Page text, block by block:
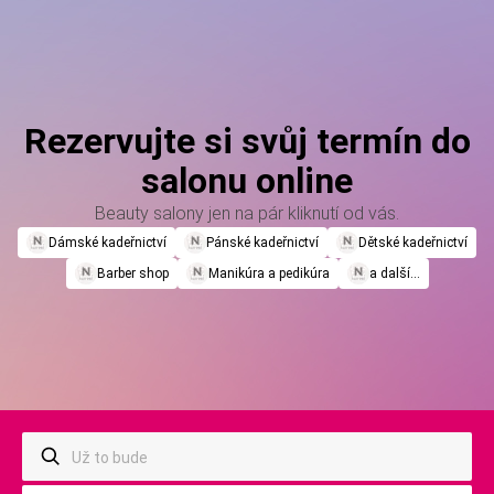
Rezervujte si svůj termín do
salonu online
Beauty salony jen na pár kliknutí od vás.
Dámské kadeřnictví Pánské kadeřnictví
Dětské kadeřnictví
Barber shop
Manikúra a pedikúra a další...
Už to bude